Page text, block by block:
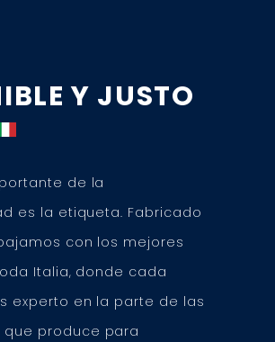
Y JUSTO
de la
es la etiqueta. Fabricado
con los mejores
Italia, donde cada
experto en la parte de las
produce para